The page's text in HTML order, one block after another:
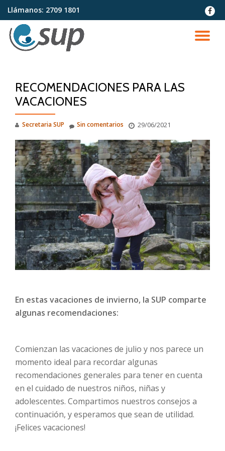
Saltar
contenido
Llámanos: 2709 1801
fa-
RECOMENDACIONES PARA LAS
VACACIONES
Secretaria SUP 29/06/2021
Sin comentarios
En estas vacaciones de invierno, la SUP comparte
algunas recomendaciones:
Comienzan las vacaciones de julio y nos parece un
momento ideal para recordar algunas
recomendaciones generales para tener en cuenta
en el cuidado de nuestros niños, niñas y
adolescentes. Compartimos nuestros consejos a
continuación, y esperamos que sean de utilidad.
¡Felices vacaciones!